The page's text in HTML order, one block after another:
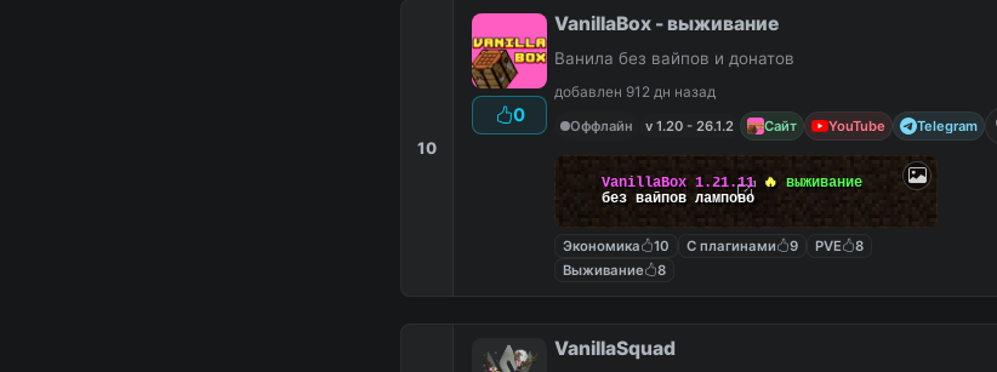
10
0
VanillaBox - выживание
Ванила без вайпов и донатов
добавлен 912 дн назад
Оффлайн
v 1.20 - 26.1.2 Сайт YouTube Telegram
VanillaBox1.21.11 🔥 выживание
без вайпов лампово
Экономика 10 С плагинами 9 PVE
8
Выживание
8
VanillaSquad